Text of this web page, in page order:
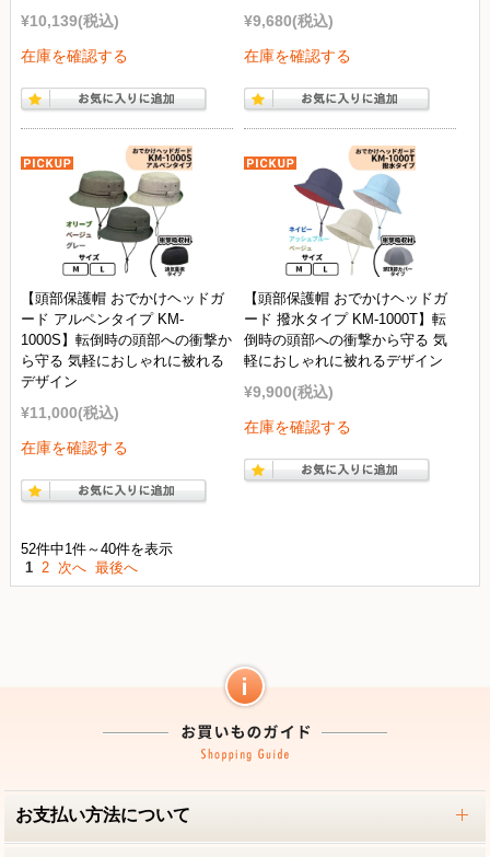
¥10,139(税込)
在庫を確認する
¥9,680(税込)
在庫を確認する
【頭部保護帽 おでかけヘッドガ
ード アルペンタイプ KM-
1000S】転倒時の頭部への衝撃か
ら守る 気軽におしゃれに被れる
デザイン
¥11,000(税込)
在庫を確認する
【頭部保護帽 おでかけヘッドガ
ード 撥水タイプ KM-1000T】転
倒時の頭部への衝撃から守る 気
軽におしゃれに被れるデザイン
¥9,900(税込)
在庫を確認する
52件中1件～40件を表示
1 2 次へ 最後へ
お支払い方法について